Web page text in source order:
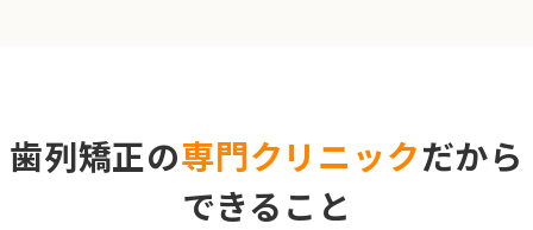
歯列矯正の専門クリニックだから
できること